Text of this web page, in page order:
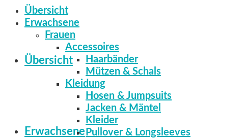
Übersicht
Erwachsene
Übersicht
Erwachsene
Frauen
Accessoires
Haarbänder
Mützen & Schals
Kleidung
Hosen & Jumpsuits
Jacken & Mäntel
Kleider
Pullover & Longsleeves